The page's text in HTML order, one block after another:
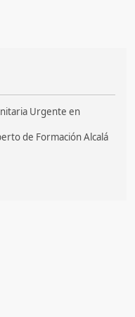
Urgente en
de Formación Alcalá